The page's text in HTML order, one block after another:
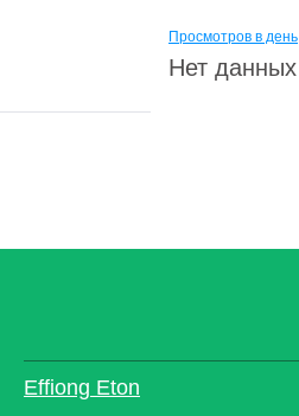
Просмотров в день
Нет данных
Effiong Eton